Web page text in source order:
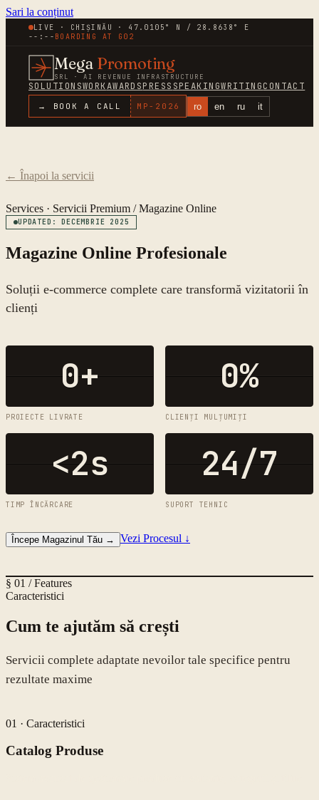
Sari la conținut
LIVE · CHIȘINĂU · 47.0105° N / 28.8638° E
--:-- BOARDING AT G02
Mega Promoting
SRL · AI REVENUE INFRASTRUCTURE
SOLUTIONSWORKAWARDSPRESS SPEAKINGWRITINGCONTACT
→ BOOK A CALL MP- 2026 ro en ru it
← Înapoi la servicii
Services · Servicii Premium /Magazine Online
UPDATED: DECEMBRIE 2025
Magazine Online Profesionale
Soluții e-commerce complete care transformă vizitatorii în
clienți
0+
PROIECTE LIVRATE
0%
CLIENȚI MULȚUMIȚI
<2s
TIMP ÎNCĂRCARE
24/7
SUPORT TEHNIC
Începe Magazinul Tău → Vezi Procesul ↓
§ 01 / Features
Caracteristici
Cum te ajutăm să crești
Servicii complete adaptate nevoilor tale specifice pentru
rezultate maxime
01 · Caracteristici
Catalog Produse